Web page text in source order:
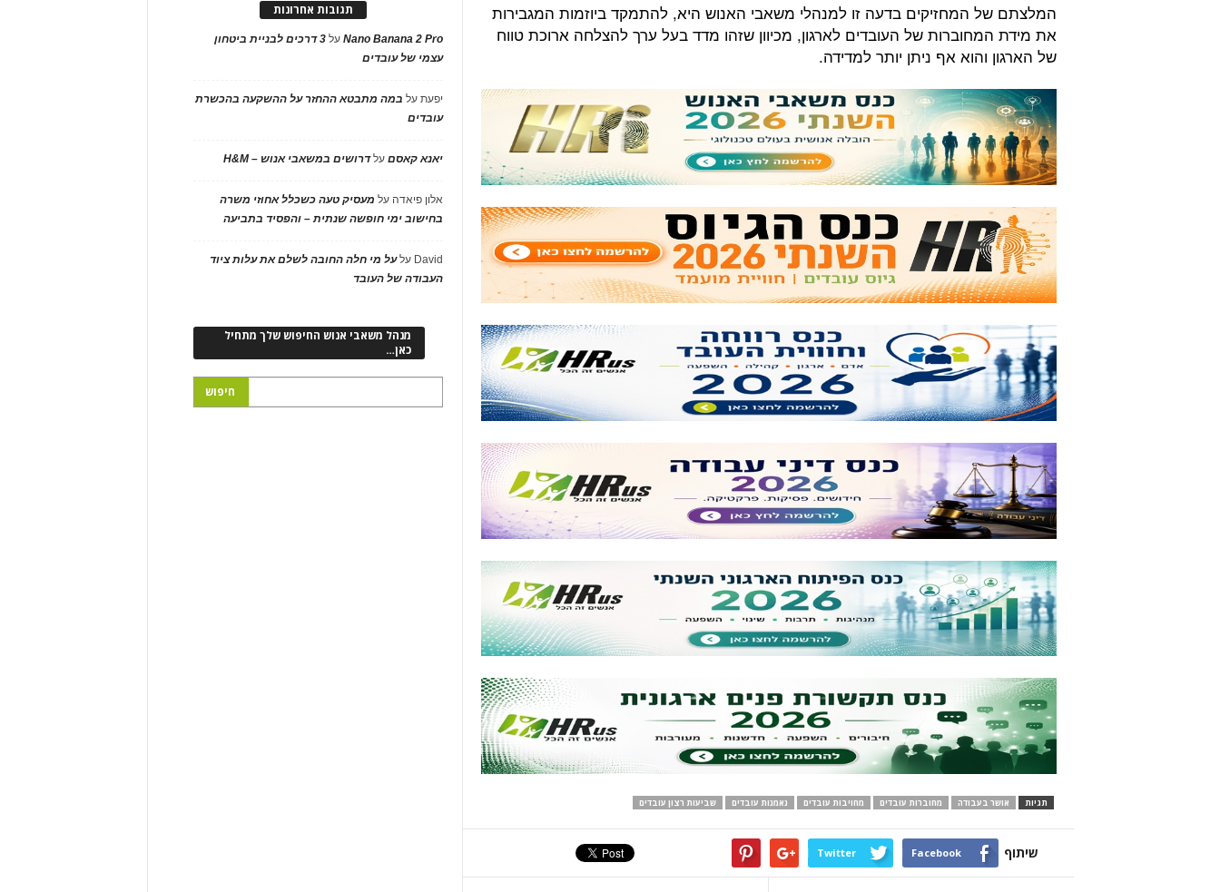
המלצתם של המחזיקים בדעה זו למנהלי משאבי האנוש היא, להתמקד ביוזמות המגבירות
את מידת המחוברות של העובדים לארגון, מכיוון שזהו מדד בעל ערך להצלחה ארוכת טווח
של הארגון והוא אף ניתן יותר למדידה.
תגיות אושר בעבודה מחוברות עובדים מחויבות עובדים נאמנות עובדים שביעות רצון עובדים
שיתוף Facebook
Twitter
תגובות אחרונות
Nano Banana 2 Proעל
3 דרכים לבניית ביטחון
עצמי של עובדים
יפעתעל במה מתבטא ההחזר על ההשקעה בהכשרת
עובדים
יאנא קאסםעלדרושים במשאבי אנוש – H&M
אלון פיאדה על מעסיק טעה כשכלל אחוזי משרה
בחישוב ימי חופשה שנתית – והפסיד בתביעה
David עלעל מי חלה החובה לשלם את עלות ציוד
העבודה של העובד
מנהל משאבי אנוש החיפוש שלך מתחיל
כאן…